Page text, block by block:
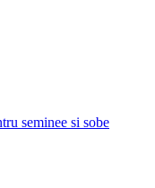
seminee si sobe